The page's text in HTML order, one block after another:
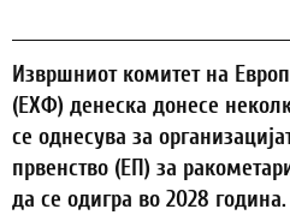
Извршниот комитет на
(ЕХФ) денеска донесе
се однесува за
првенство (ЕП) за
да се одигра во 2028 година.